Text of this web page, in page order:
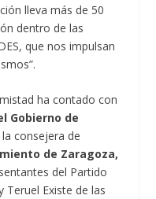
lleva más de 50
dentro de las
que nos impulsan
ha contado con
Gobierno de
la consejera de
de Zaragoza,
del Partido
Teruel Existe de las